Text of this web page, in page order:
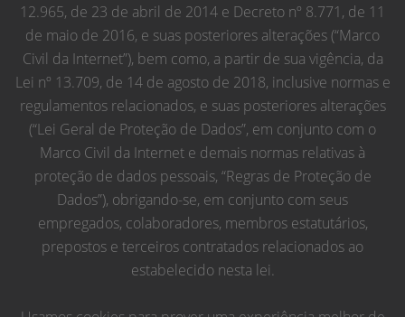
12.965, de 23 de abril de 2014 e Decreto nº 8.771, de 11
de maio de 2016, e suas posteriores alterações (“Marco
Civil da Internet”), bem como, a partir de sua vigência, da
Lei nº 13.709, de 14 de agosto de 2018, inclusive normas e
regulamentos relacionados, e suas posteriores alterações
(“Lei Geral de Proteção de Dados”, em conjunto com o
Marco Civil da Internet e demais normas relativas à
proteção de dados pessoais, “Regras de Proteção de
Dados”), obrigando-se, em conjunto com seus
empregados, colaboradores, membros estatutários,
prepostos e terceiros contratados relacionados ao
estabelecido nesta lei.